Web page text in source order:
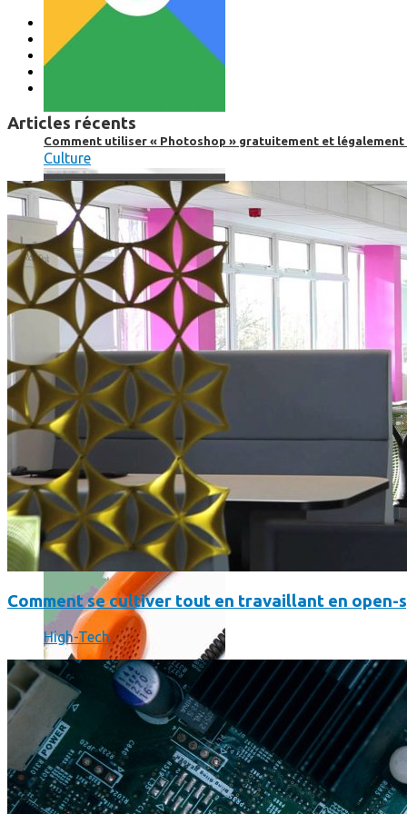
Comment utiliser « Photoshop » gratuitement et légalement
Où en sont les forfaits mobiles pour les pros ?
SmartPhone
Articles récents
Culture
Comment se cultiver tout en travaillant en open-
High-Tech